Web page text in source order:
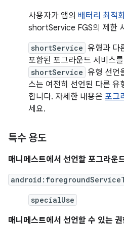
사용자가 앱의 배터리 최적
shortService FGS의 제한
shortService 유형과 다
포함된 포그라운드 서비스
shortService 유형 선언
스는 여전히 선언된 다른 유
합니다. 자세한 내용은 포그
세요.
특수 용도
매니페스트에서 선언할 포그라운
specialUse
매니페스트에서 선언할 수 있는 권